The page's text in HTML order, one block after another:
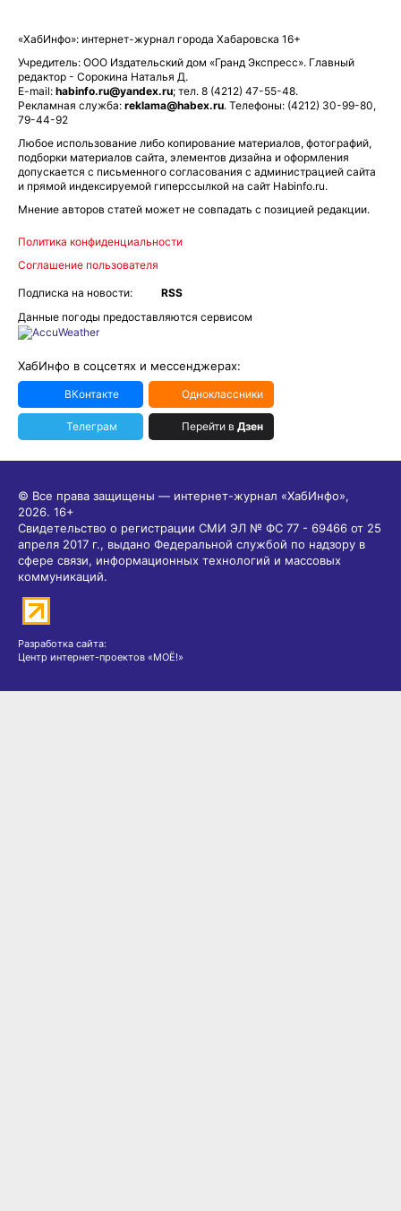
«ХабИнфо»: интернет-журнал города Хабаровска 16+
Учредитель: ООО Издательский дом «Гранд Экспресс». Главный
редактор - Сорокина Наталья Д.
E-mail: habinfo.ru@yandex.ru; тел. 8 (4212) 47-55-48.
Рекламная служба: reklama@habex.ru. Телефоны: (4212) 30-99-80,
79-44-92
Любое использование либо копирование материалов, фотографий,
подборки материалов сайта, элементов дизайна и оформления
допускается с письменного согласования с администрацией сайта
и прямой индексируемой гиперссылкой на сайт Habinfo.ru.
Мнение авторов статей может не совпадать с позицией редакции.
Политика конфиденциальности
Соглашение пользователя
Подписка на новости:
RSS
Данные погоды предоставляются сервисом
ХабИнфо в соцсетях и мессенджерах:
ВКонтакте Одноклассники
Телеграм Перейти в Дзен
© Все права защищены — интернет-журнал «ХабИнфо»,
2026. 16+
Свидетельство о регистрации СМИ ЭЛ № ФС 77 - 69466 от 25
апреля 2017 г., выдано Федеральной службой по надзору в
сфере связи, информационных технологий и массовых
коммуникаций.
Разработка сайта:
Центр интернет-проектов «МОЁ!»